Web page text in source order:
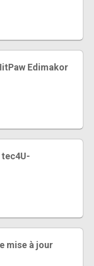
Edimakor
mise à jour